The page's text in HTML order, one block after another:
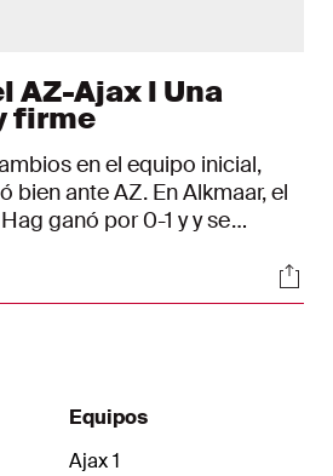
AZ-Ajax l Una
firme
en el equipo inicial,
bien ante AZ. En Alkmaar, el
ganó por 0-1 y y se
para cuartos de final.
Equipos
Ajax 1